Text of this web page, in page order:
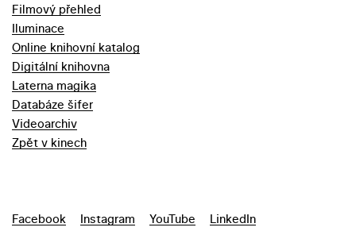
Filmový přehled
Iluminace
Online knihovní katalog
Digitální knihovna
Laterna magika
Databáze šifer
Videoarchiv
Zpět v kinech
Facebook Instagram YouTube LinkedIn